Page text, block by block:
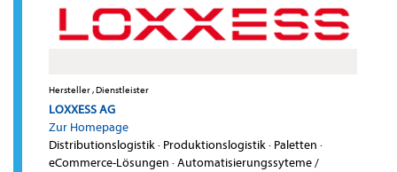
Hersteller , Dienstleister
LOXXESS AG
Zur Homepage
Distributionslogistik· Produktionslogistik· Paletten ·
eCommerce-Lösungen ·Automatisierungssyteme /